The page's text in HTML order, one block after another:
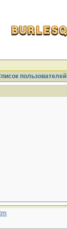
пользователей